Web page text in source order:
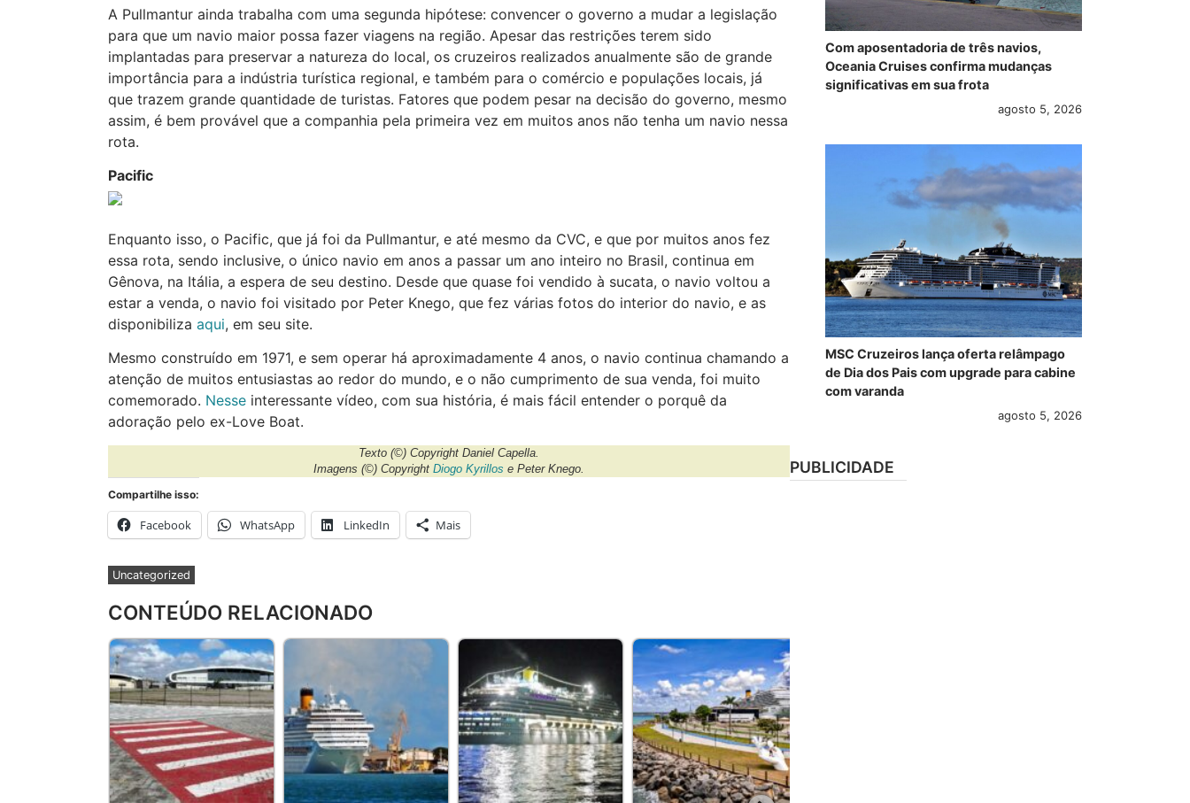
A Pullmantur ainda trabalha com uma segunda hipótese: convencer o governo a mudar a legislação
para que um navio maior possa fazer viagens na região. Apesar das restrições terem sido
implantadas para preservar a natureza do local, os cruzeiros realizados anualmente são de grande
importância para a indústria turística regional, e também para o comércio e populações locais, já
que trazem grande quantidade de turistas. Fatores que podem pesar na decisão do governo, mesmo
assim, é bem provável que a companhia pela primeira vez em muitos anos não tenha um navio nessa
rota.
Pacific
Enquanto isso, o Pacific, que já foi da Pullmantur, e até mesmo da CVC, e que por muitos anos fez
essa rota, sendo inclusive, o único navio em anos a passar um ano inteiro no Brasil, continua em
Gênova, na Itália, a espera de seu destino. Desde que quase foi vendido à sucata, o navio voltou a
estar a venda, o navio foi visitado por Peter Knego, que fez várias fotos do interior do navio, e as
disponibiliza aqui, em seu site.
Mesmo construído em 1971, e sem operar há aproximadamente 4 anos, o navio continua chamando a
atenção de muitos entusiastas ao redor do mundo, e o não cumprimento de sua venda, foi muito
comemorado. Nesse interessante vídeo, com sua história, é mais fácil entender o porquê da
adoração pelo ex-Love Boat.
Texto (©) Copyright Daniel Capella.
Imagens (©) Copyright Diogo Kyrillos e Peter Knego.
Compartilhe isso:
Facebook WhatsApp LinkedIn Mais
Uncategorized
CONTEÚDO RELACIONADO
Com aposentadoria de três navios,
Oceania Cruises confirma mudanças
significativas em sua frota
agosto 5, 2026
MSC Cruzeiros lança oferta relâmpago
de Dia dos Pais com upgrade para cabine
com varanda
agosto 5, 2026
PUBLICIDADE